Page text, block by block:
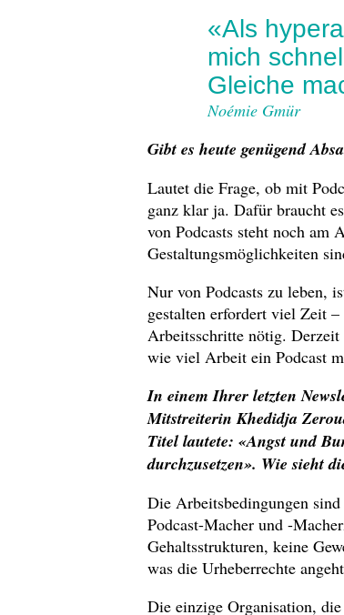
«Als
mich
Gleiche
Noémie Gmür
Gibt es heute genügend
Lautet die Frage, ob mit
ganz klar ja. Dafür braucht
von Podcasts steht noch am
Gestaltungsmöglichkeiten
Nur von Podcasts zu leben,
gestalten erfordert viel Zeit
Arbeitsschritte nötig. Derzeit
wie viel Arbeit ein Podcast
In einem Ihrer letzten
Mitstreiterin Khedidja
Titel lautete: «Angst und
durchzusetzen». Wie sieht
Die Arbeitsbedingungen
Podcast-Macher und -
Gehaltsstrukturen, keine
was die Urheberrechte
Die einzige Organisation,